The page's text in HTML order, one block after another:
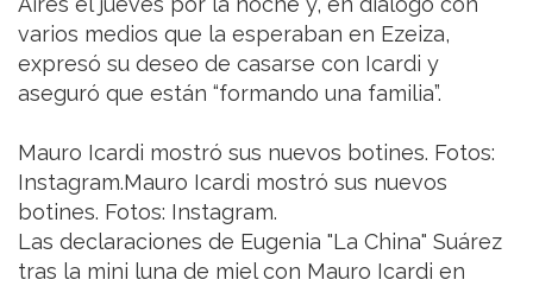
varios medios que la esperaban en Ezeiza,
expresó su deseo de casarse con Icardi y
aseguró que están “formando una familia”.
Mauro Icardi mostró sus nuevos botines. Fotos:
Instagram.Mauro Icardi mostró sus nuevos
botines. Fotos: Instagram.
Las declaraciones de Eugenia "La China" Suárez
tras la mini luna de miel con Mauro Icardi en